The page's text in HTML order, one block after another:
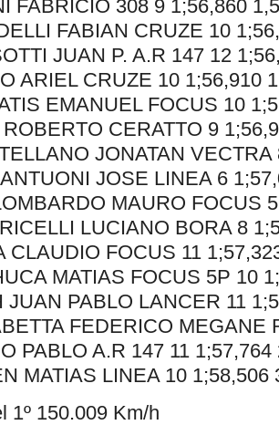
FABRICIO 308 9 1;56,860
FABIAN CRUZE 10
JUAN P. A.R 147 12
ARIEL CRUZE 10 1;56,910
EMANUEL FOCUS 10
CERATTO 9
JONATAN VECTRA
JOSE LINEA 6
MAURO FOCUS
LUCIANO BORA 8
CLAUDIO FOCUS 11
MATIAS FOCUS 5P 10
JUAN PABLO LANCER 11
FEDERICO MEGANE
PABLO A.R 147 11 1;57,764
MATIAS LINEA 10 1;58,506
1º 150.009 Km/h